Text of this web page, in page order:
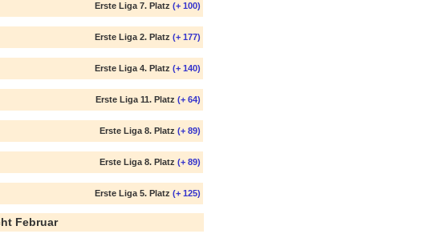
Erste Liga 7. Platz (+ 100)
Erste Liga 2. Platz (+ 177)
Erste Liga 4. Platz (+ 140)
Erste Liga 11. Platz (+ 64)
Erste Liga 8. Platz (+ 89)
Erste Liga 8. Platz (+ 89)
Erste Liga 5. Platz (+ 125)
Februar